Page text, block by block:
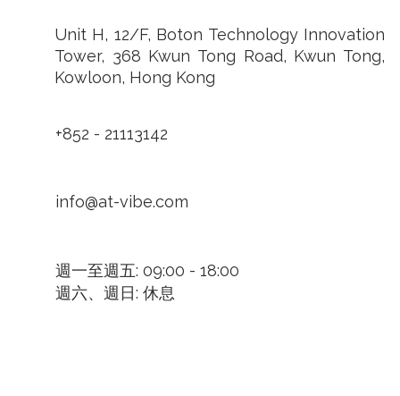
Unit H, 12/F, Boton Technology Innovation
Tower, 368 Kwun Tong Road, Kwun Tong,
Kowloon, Hong Kong
+852 - 21113142
info@at-vibe.com
週一至週五: 09:00 - 18:00
週六、週日: 休息